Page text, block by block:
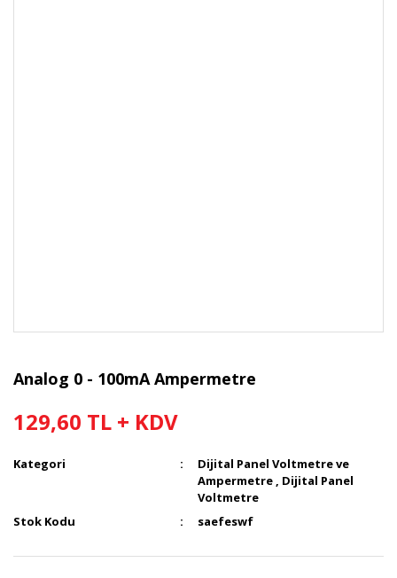
Analog 0 - 100mA Ampermetre
129,60 TL + KDV
Kategori
Dijital Panel Voltmetre ve
Ampermetre , Dijital Panel
Voltmetre
Stok Kodu
saefeswf